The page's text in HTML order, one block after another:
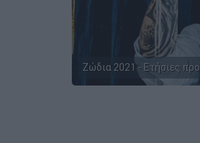
Ζώδια 2021 - Ετήσιες